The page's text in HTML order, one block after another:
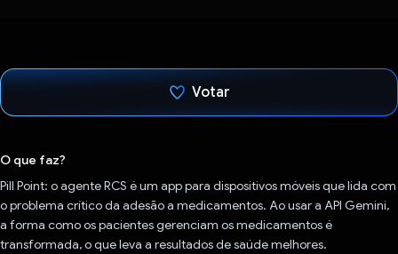
Votar
O que faz?
Pill Point: o agente RCS é um app para dispositivos móveis que lida com
o problema crítico da adesão a medicamentos. Ao usar a API Gemini,
a forma como os pacientes gerenciam os medicamentos é
transformada, o que leva a resultados de saúde melhores.